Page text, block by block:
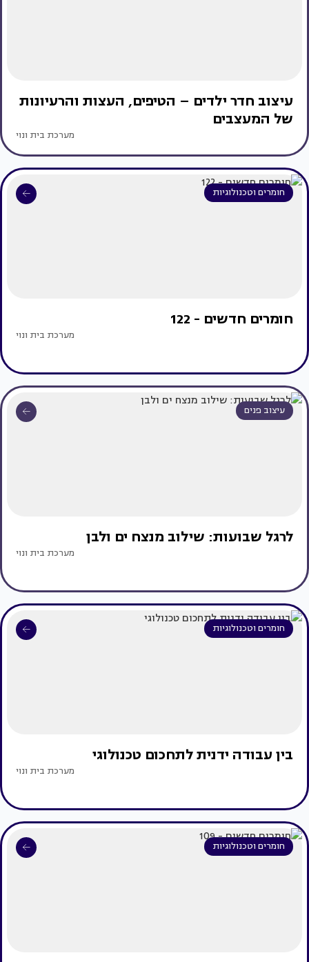
עיצוב חדר ילדים – הטיפים, העצות והרעיונות
של המעצבים
מערכת בית ונוי
חומרים וטכנולוגיות
חומרים חדשים - 122
מערכת בית ונוי
עיצוב פנים
לרגל שבועות: שילוב מנצח ים ולבן
מערכת בית ונוי
חומרים וטכנולוגיות
בין עבודה ידנית לתחכום טכנולוגי
מערכת בית ונוי
חומרים וטכנולוגיות